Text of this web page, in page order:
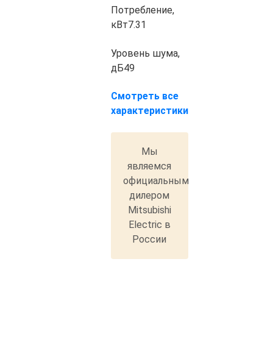
Потребление,
кВт7.31
Уровень шума,
дБ49
Смотреть все
характеристики
Мы
являемся
официальным
дилером
Mitsubishi
Electric в
России